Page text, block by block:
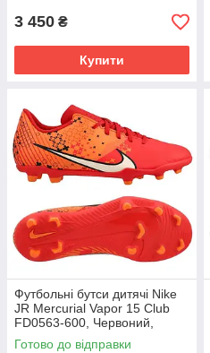
3 450 ₴
Купити
Футбольні бутси дитячі Nike
JR Mercurial Vapor 15 Club
FD0563-600, Червоний,
Розмір (EU) - 38
Готово до відправки